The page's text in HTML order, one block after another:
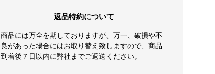
返品特約について
商品には万全を期しておりますが、万一、破損や不
良があった場合にはお取り替え致しますので、商品
到着後７日以内に弊社までご返送ください。